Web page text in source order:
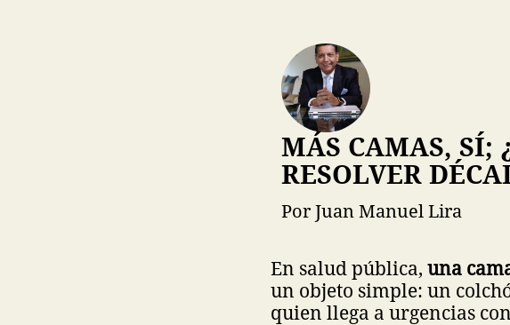
MÁS CAMAS, SÍ;
RESOLVER
Por Juan Manuel Lira
En salud pública, una
un objeto simple: un
quien llega a urgencias